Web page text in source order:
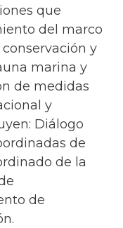
que
del marco
y
marina y
de medidas
y
Diálogo
de
de la
de